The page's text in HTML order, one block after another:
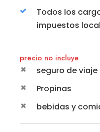
Todos los
impuestos
precio no incluye
seguro de viaje
Propinas
bebidas y